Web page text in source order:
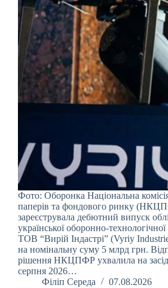
Фото: Оборонка Національна
паперів та фондового ринку
зареєструвала дебютний випуск
української оборонно-технологічної
ТОВ “Вирій Індастрі” (Vyriy
на номінальну суму 5 млрд грн.
рішення НКЦПФР ухвалила на
серпня 2026…
Філіп Середа
07.08.2026